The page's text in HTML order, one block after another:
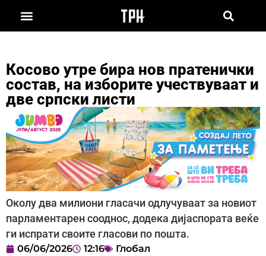
Косово утре бира нов пратенички
состав, на изборите учествуваат и
две српски листи
Околу два милиони гласачи одлучуваат за новиот
парламентарен сооднос, додека дијаспората веќе
ги испрати своите гласови по пошта.
06/06/2026 12:16 Глобал